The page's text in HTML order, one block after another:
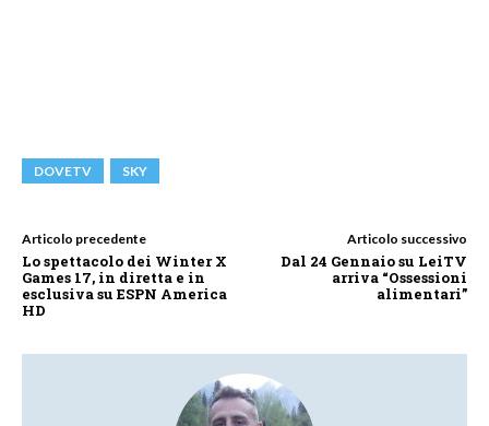
DOVETV SKY
Articolo precedente
Lo spettacolo dei Winter X
Games 17, in diretta e in
esclusiva su ESPN America
HD
Articolo successivo
Dal 24 Gennaio su LeiTV
arriva “Ossessioni
alimentari”